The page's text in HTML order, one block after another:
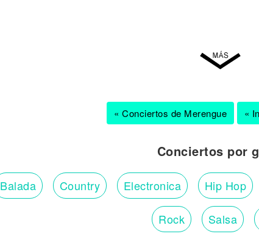
« Conciertos de Merengue «
Conciertos por
Balada Country Electronica Hip Hop
Rock Salsa